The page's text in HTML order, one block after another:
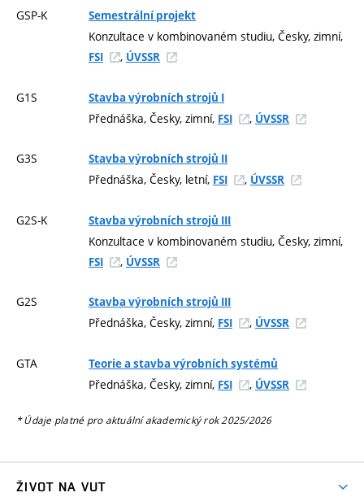
GSP-K Semestrální projekt
Konzultace v kombinovaném studiu, Česky, zimní,
FSI , ÚVSSR
G1S Stavba výrobních strojů I
Přednáška, Česky, zimní, FSI , ÚVSSR
G3S Stavba výrobních strojů II
Přednáška, Česky, letní, FSI , ÚVSSR
G2S-K Stavba výrobních strojů III
Konzultace v kombinovaném studiu, Česky, zimní,
FSI , ÚVSSR
G2S Stavba výrobních strojů III
Přednáška, Česky, zimní, FSI , ÚVSSR
GTA Teorie a stavba výrobních systémů
Přednáška, Česky, zimní, FSI , ÚVSSR
* Údaje platné pro aktuální akademický rok 2025/2026
ŽIVOT NA VUT